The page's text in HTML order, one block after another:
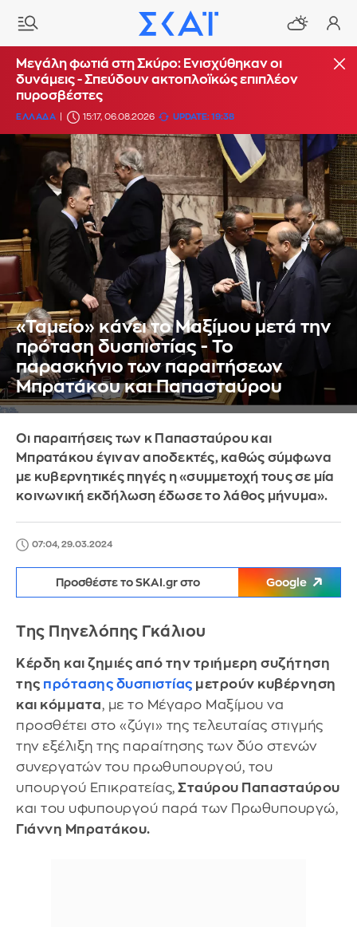
Μεγάλη φωτιά στη Σκύρο: Ενισχύθηκαν οι
δυνάμεις - Σπεύδουν ακτοπλοϊκώς επιπλέον
πυροσβέστες
ΕΛΛΑΔΑ 15:17, 06.08.2026 UPDATE: 19:38
«Ταμείο» κάνει το Μαξίμου μετά την
πρόταση δυσπιστίας - Το
παρασκήνιο των παραιτήσεων
Μπρατάκου και Παπασταύρου
Οι παραιτήσεις των κ Παπασταύρου και
Μπρατάκου έγιναν αποδεκτές, καθώς σύμφωνα
με κυβερνητικές πηγές η «συμμετοχή τους σε μία
κοινωνική εκδήλωση έδωσε το λάθος μήνυμα».
07:04, 29.03.2024
Προσθέστε το SKAI.gr στο Google
Της Πηνελόπης Γκάλιου
Κέρδη και ζημιές από την τριήμερη συζήτηση
της πρότασης δυσπιστίας μετρούν κυβέρνηση
και κόμματα, με το Μέγαρο Μαξίμου να
προσθέτει στο «ζύγι» της τελευταίας στιγμής
την εξέλιξη της παραίτησης των δύο στενών
συνεργατών του πρωθυπουργού, του
υπουργού Επικρατείας, Σταύρου Παπασταύρου
και του υφυπουργού παρά των Πρωθυπουργώ,
Γιάννη Μπρατάκου.